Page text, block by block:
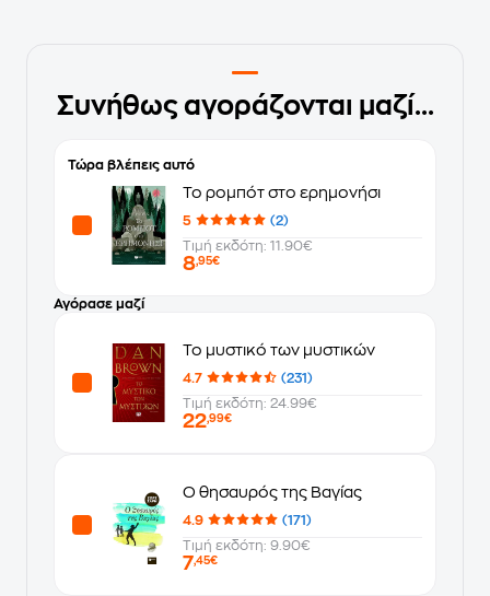
Συνήθως αγοράζονται μαζί...
Τώρα βλέπεις αυτό
Το ρομπότ στο ερημονήσι
5
(2)
Τιμή εκδότη: 11.90€
8,95€
Αγόρασε μαζί
Το μυστικό των μυστικών
4.7
(231)
Τιμή εκδότη: 24.99€
22,99€
Ο θησαυρός της Βαγίας
4.9
(171)
Τιμή εκδότη: 9.90€
7,45€